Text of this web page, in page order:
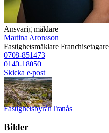
Ansvarig mäklare
Martina Aronsson
Fastighetsmäklare Franchisetagare
0708-851473
0140-18050
Skicka e-post
FastighetsbyrånTranås
Bilder